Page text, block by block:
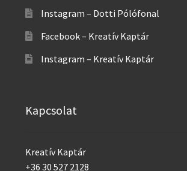
Instagram – Dotti Pólófonal
Facebook – Kreatív Kaptár
Instagram – Kreatív Kaptár
Kapcsolat
Kreatív Kaptár
+36 30 527 2128